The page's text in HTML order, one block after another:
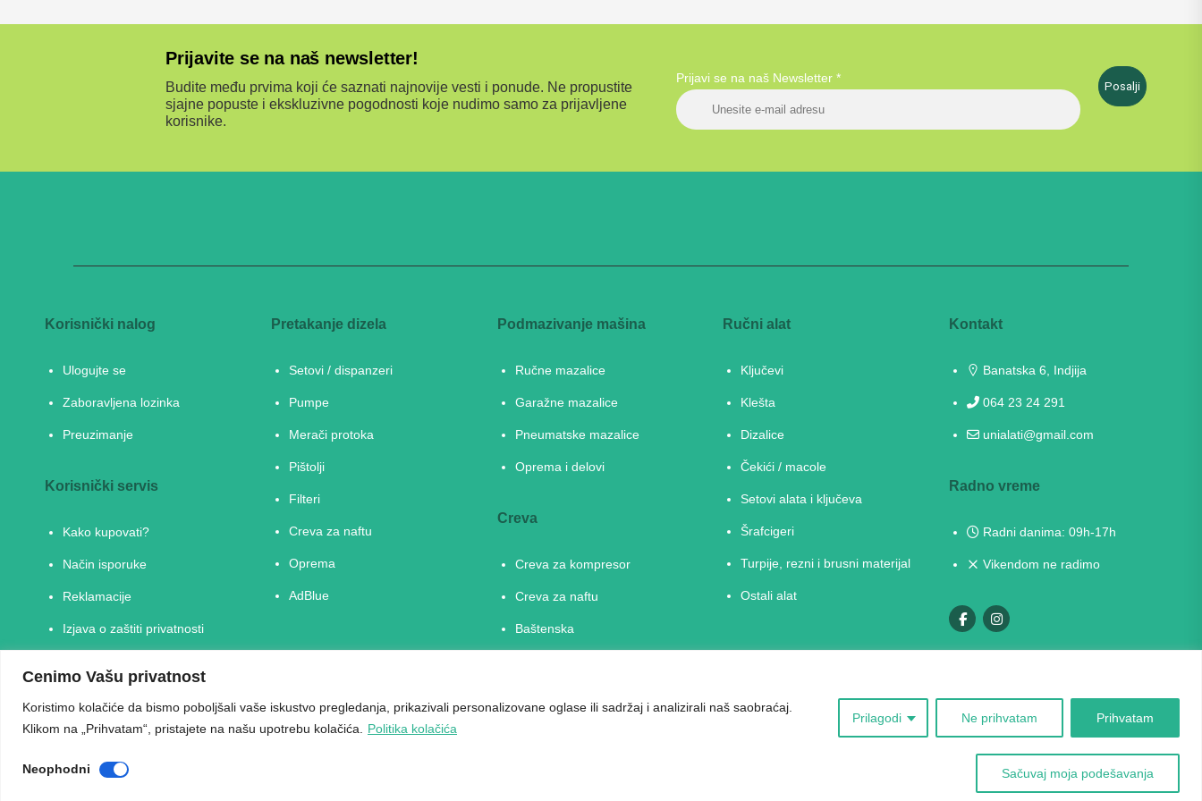
Cenimo Vašu privatnost
Koristimo kolačiće da bismo poboljšali vaše iskustvo pregledanja, prikazivali personalizovane oglase ili sadržaj i analizirali naš saobraćaj.
Klikom na „Prihvatam“, pristajete na našu upotrebu kolačića.
Politika kolačića
Prilagodi Ne prihvatam Prihvatam
Neophodni Sačuvaj moja podešavanja
Prijavite se na naš newsletter!
Budite među prvima koji će saznati najnovije vesti i ponude. Ne propustite
sjajne popuste i ekskluzivne pogodnosti koje nudimo samo za prijavljene
korisnike.
Prijavi se na naš Newsletter *
Posalji
Korisnički nalog
Ulogujte se
Zaboravljena lozinka
Preuzimanje
Korisnički servis
Kako kupovati?
Način isporuke
Reklamacije
Izjava o zaštiti privatnosti
potrošača
Pretakanje dizela
Setovi / dispanzeri
Pumpe
Merači protoka
Pištolji
Filteri
Creva za naftu
Oprema
AdBlue
Podmazivanje mašina
Ručne mazalice
Garažne mazalice
Pneumatske mazalice
Oprema i delovi
Creva
Creva za kompresor
Creva za naftu
Baštenska
Ručni alat
Ključevi
Klešta
Dizalice
Čekići / macole
Setovi alata i ključeva
Šrafcigeri
Turpije, rezni i brusni materijal
Ostali alat
Kontakt
Banatska 6, Indjija
064 23 24 291
unialati@gmail.com
Radno vreme
Radni danima: 09h-17h
Vikendom ne radimo